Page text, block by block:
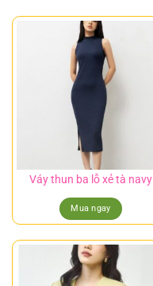
Váy thun ba lỗ xẻ tà navy
Mua ngay